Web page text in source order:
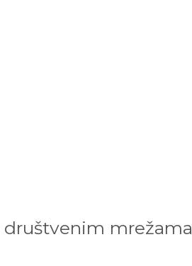
društvenim mrežama